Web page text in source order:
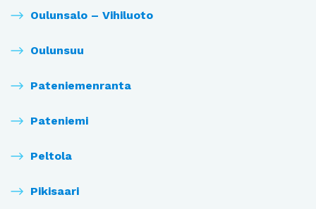
Oulunsalo – Vihiluoto
Oulunsuu
Pateniemenranta
Pateniemi
Peltola
Pikisaari